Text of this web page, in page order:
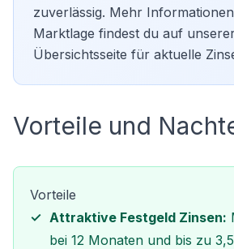
zuverlässig. Mehr
Marktlage findest du auf
Übersichtsseite für aktuelle
Vorteile und
Vorteile
Attraktive Festgeld Zinsen:
bei 12 Monaten und bis zu